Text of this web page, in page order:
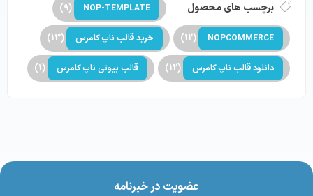
برچسب های محصول NOP-TEMPLATE
(9)
NOPCOMMERCE
(12) خرید قالب ناپ کامرس (13)
دانلود قالب ناپ کامرس (12) قالب بیوتی ناپ کامرس (1)
عضویت در خبرنامه